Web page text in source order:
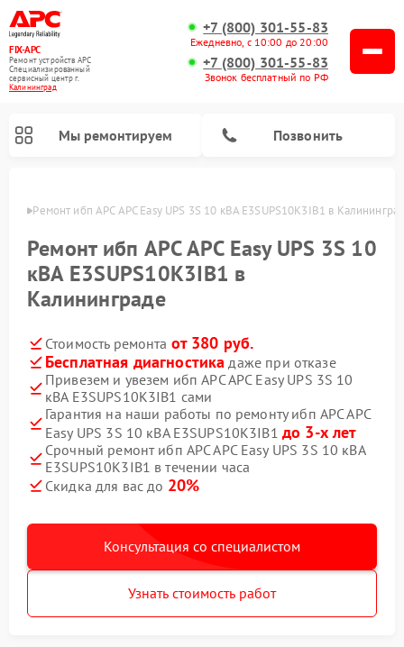
FIX-APC
Ремонт устройств APC
Специализированный
cервисный центр г.
Калининград
+7 (800) 301-55-83
Ежедневно, с 10:00 до 20:00
+7 (800) 301-55-83
Звонок бесплатный по РФ
Мы ремонтируем Позвонить
Ремонт ибп APC APC Easy UPS 3S 10 кВА E3SUPS10K3IB1 в
Ремонт ибп APC APC Easy UPS 3S 10
кВА E3SUPS10K3IB1 в
Калининграде
Стоимость ремонта от 380 руб.
Бесплатная диагностика даже при отказе
Привезем и увезем ибп APC APC Easy UPS 3S 10
кВА E3SUPS10K3IB1 сами
Гарантия на наши работы по ремонту ибп APC APC
Easy UPS 3S 10 кВА E3SUPS10K3IB1 до 3-х лет
Срочный ремонт ибп APC APC Easy UPS 3S 10 кВА
E3SUPS10K3IB1 в течении часа
Скидка для вас до 20%
Консультация со специалистом
Узнать стоимость работ